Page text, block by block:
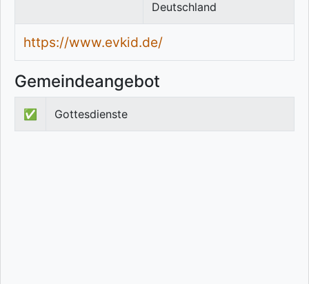
Deutschland
https://www.evkid.de/
Gemeindeangebot
✅ Gottesdienste